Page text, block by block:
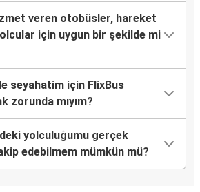
veren otobüsler, hareket
için uygun bir şekilde mi
seyahatim için FlixBus
zorunda mıyım?
yolculuğumu gerçek
edebilmem mümkün mü?